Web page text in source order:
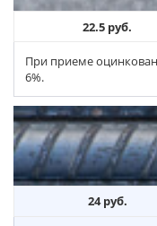
22.5 руб.
При приеме
6%.
24 руб.